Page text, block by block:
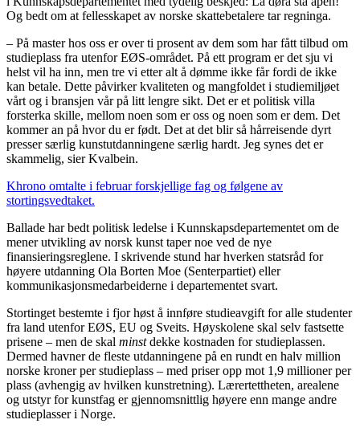
Og bedt om at fellesskapet av norske skattebetalere tar regninga.
– På master hos oss er over ti prosent av dem som har fått tilbud om
studieplass fra utenfor EØS-området. På ett program er det sju vi
helst vil ha inn, men tre vi etter alt å dømme ikke får fordi de ikke
kan betale. Dette påvirker kvaliteten og mangfoldet i studiemiljøet
vårt og i bransjen vår på litt lengre sikt. Det er et politisk villa
forsterka skille, mellom noen som er oss og noen som er dem. Det
kommer an på hvor du er født. Det at det blir så hårreisende dyrt
presser særlig kunstutdanningene særlig hardt. Jeg synes det er
skammelig, sier Kvalbein.
Khrono omtalte i februar forskjellige fag og følgene av
stortingsvedtaket.
Ballade har bedt politisk ledelse i Kunnskapsdepartementet om de
mener utvikling av norsk kunst taper noe ved de nye
finansieringsreglene. I skrivende stund har hverken statsråd for
høyere utdanning Ola Borten Moe (Senterpartiet) eller
kommunikasjonsmedarbeiderne i departementet svart.
Stortinget bestemte i fjor høst å innføre studieavgift for alle studenter
fra land utenfor EØS, EU og Sveits. Høyskolene skal selv fastsette
prisene – men de skal minstdekke kostnaden for studieplassen.
Dermed havner de fleste utdanningene på en rundt en halv million
norske kroner per studieplass – med priser opp mot 1,9 millioner per
plass (avhengig av hvilken kunstretning). Lærertettheten, arealene
og utstyr for kunstfag er gjennomsnittlig høyere enn mange andre
studieplasser i Norge.